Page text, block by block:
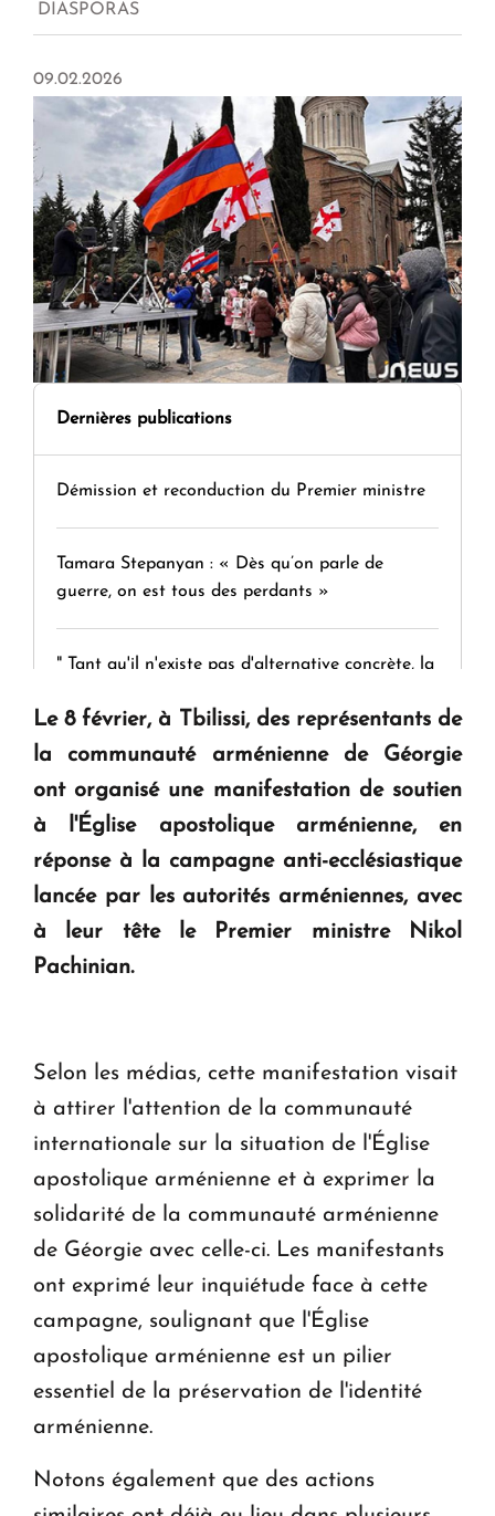
DIASPORAS
09.02.2026
Dernières publications
Démission et reconduction du Premier ministre
Tamara Stepanyan : « Dès qu’on parle de
guerre, on est tous des perdants »
" Tant qu'il n'existe pas d'alternative concrète, la
KASA : 30 ans d'audace, de résilience et d'avenir
en Arménie
Le premier hôtel Hyatt Regency d'Arménie
ouvrira ses portes à Dilijan
Le 8 février, à Tbilissi, des représentants de
la communauté arménienne de Géorgie
ont organisé une manifestation de soutien
à l'Église apostolique arménienne, en
réponse à la campagne anti-ecclésiastique
lancée par les autorités arméniennes, avec
à leur tête le Premier ministre Nikol
Pachinian.
Selon les médias, cette manifestation visait
à attirer l'attention de la communauté
internationale sur la situation de l'Église
apostolique arménienne et à exprimer la
solidarité de la communauté arménienne
de Géorgie avec celle-ci. Les manifestants
ont exprimé leur inquiétude face à cette
campagne, soulignant que l'Église
apostolique arménienne est un pilier
essentiel de la préservation de l'identité
arménienne.
Notons également que des actions